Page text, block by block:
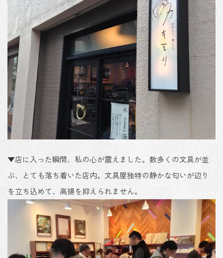
▼店に入った瞬間、私の心が震えました。数多くの文具が並
ぶ、とても落ち着いた店内。文具屋独特の静かな匂いが辺り
を立ち込めて、高揚を抑えられません。